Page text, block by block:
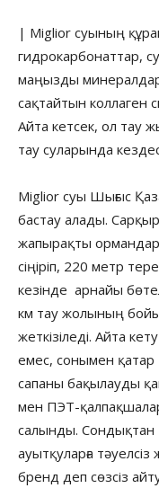
| Miglior суының
гидрокарбонаттар,
маңызды
сақтайтын коллаген
Айта кетсек, ол тау
тау суларында
Miglior суы Шығыс
бастау алады.
жапырақты ормандар
сіңіріп, 220 метр
кезінде арнайы
км тау жолының
жеткізіледі. Айта
емес, сонымен қатар
сапаны бақылауды
мен ПЭТ-
салынды. Сондықтан
ауытқуларға
бренд деп сөзсіз